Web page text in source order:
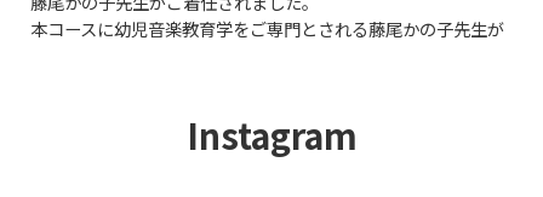
本コースに幼児音楽教育学をご専門とされる藤尾かの子先生が
Instagram